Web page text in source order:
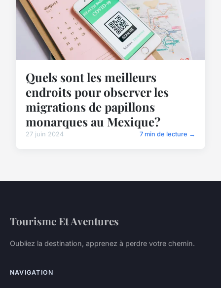
Quels sont les meilleurs
endroits pour observer les
migrations de papillons
monarques au Mexique?
27 juin 2024 7 min de lecture →
Tourisme Et Aventures
Oubliez la destination, apprenez à perdre votre chemin.
NAVIGATION